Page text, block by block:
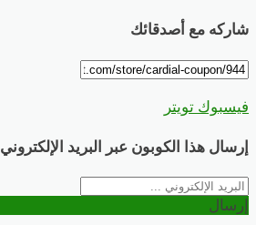
شاركه مع أصدقائك
فيسبوك تويتر
إرسال هذا الكوبون عبر البريد الإلكتروني
إرسال